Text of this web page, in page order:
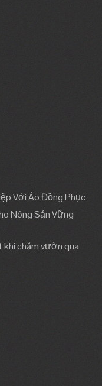
Với Áo Đồng Phục
Nông Sản Vững
khi chăm vườn qua